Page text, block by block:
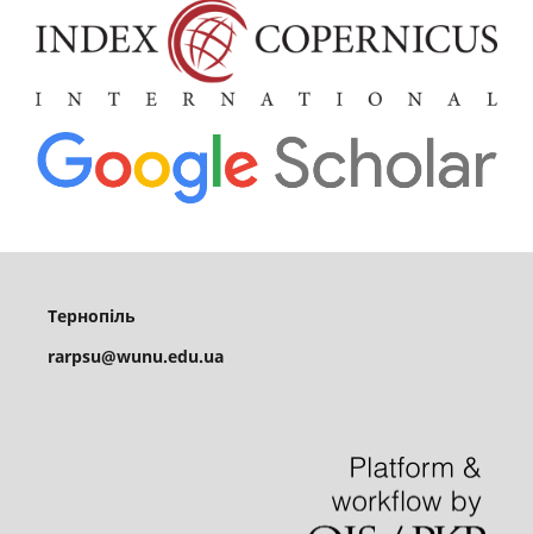
Тернопіль
rarpsu@wunu.edu.ua